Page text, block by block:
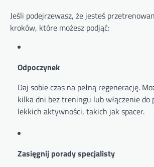
Jeśli podejrzewasz, że jesteś
kroków, które możesz podjąć:
Odpoczynek
Daj sobie czas na pełną regenerację.
kilka dni bez treningu lub włączenie do
lekkich aktywności, takich jak spacer.
Zasięgnij porady specjalisty